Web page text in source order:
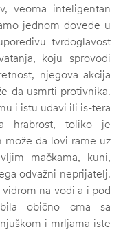
veoma inteligentan
jednom dovede u
tvrdoglavost
koju sprovodi
njegova akcija
da usmrti protivnika.
i istu udavi ili is-tera
hrabrost, toliko je
da lovi rame uz
mačkama, kuni,
odvažni neprijatelj.
na vodi a i pod
obično cma sa
i mrljama iste